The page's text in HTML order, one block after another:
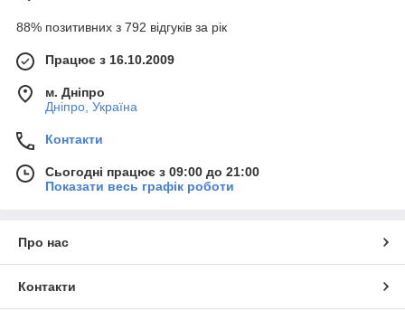
88% позитивних з 792 відгуків за рік
Працює з 16.10.2009
м. Дніпро
Дніпро, Україна
Контакти
Сьогодні працює з 09:00 до 21:00
Показати весь графік роботи
Про нас
Контакти